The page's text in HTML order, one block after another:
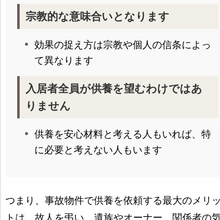
宗教的な意味合いとなります
効果の捉え方は宗教や個人の信条によっ
て異なります
入居者全員が供養を望むわけではあ
りません
供養を安心材料と考える人もいれば、特
に必要と考えない人もいます
つまり、事故物件で供養を依頼する最大のメリ
トは、故人を弔い、遺族やオーナー、関係者の